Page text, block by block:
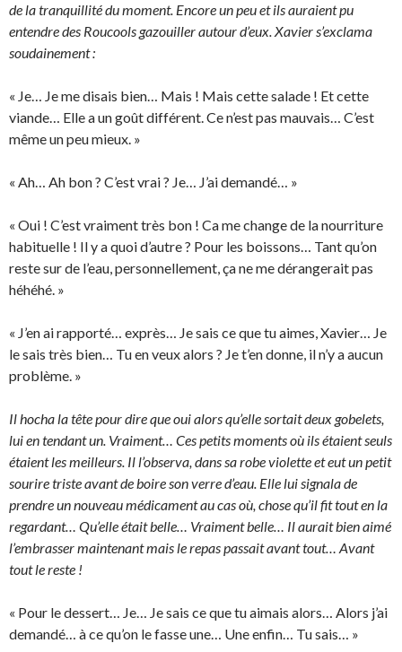
de la tranquillité du moment. Encore un peu et ils auraient pu
entendre des Roucools gazouiller autour d’eux. Xavier s’exclama
soudainement :
« Je… Je me disais bien… Mais ! Mais cette salade ! Et cette
viande… Elle a un goût différent. Ce n’est pas mauvais… C’est
même un peu mieux. »
« Ah… Ah bon ? C’est vrai ? Je… J’ai demandé… »
« Oui ! C’est vraiment très bon ! Ca me change de la nourriture
habituelle ! Il y a quoi d’autre ? Pour les boissons… Tant qu’on
reste sur de l’eau, personnellement, ça ne me dérangerait pas
héhéhé. »
« J’en ai rapporté… exprès… Je sais ce que tu aimes, Xavier… Je
le sais très bien… Tu en veux alors ? Je t’en donne, il n’y a aucun
problème. »
Il hocha la tête pour dire que oui alors qu’elle sortait deux gobelets,
lui en tendant un. Vraiment… Ces petits moments où ils étaient seuls
étaient les meilleurs. Il l’observa, dans sa robe violette et eut un petit
sourire triste avant de boire son verre d’eau. Elle lui signala de
prendre un nouveau médicament au cas où, chose qu’il fit tout en la
regardant… Qu’elle était belle… Vraiment belle… Il aurait bien aimé
l’embrasser maintenant mais le repas passait avant tout… Avant
tout le reste !
« Pour le dessert… Je… Je sais ce que tu aimais alors… Alors j’ai
demandé… à ce qu’on le fasse une… Une enfin… Tu sais… »